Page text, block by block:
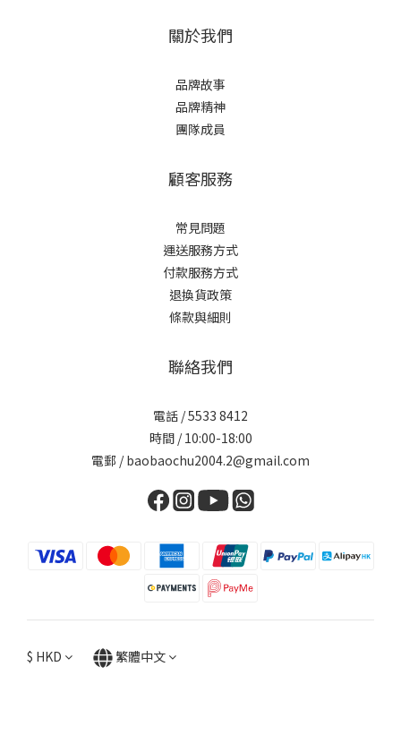
關於我們
品牌故事
品牌精神
團隊成員
顧客服務
常見問題
運送服務方式
付款服務方式
退換貨政策
條款與細則
聯絡我們
電話 / 5533 8412
時間 / 10:00-18:00
電郵 / baobaochu2004.2@gmail.com
$ HKD 繁體中文